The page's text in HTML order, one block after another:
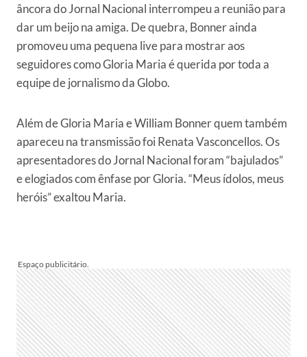
âncora do Jornal Nacional interrompeu a reunião para
dar um beijo na amiga. De quebra, Bonner ainda
promoveu uma pequena live para mostrar aos
seguidores como Gloria Maria é querida por toda a
equipe de jornalismo da Globo.
Além de Gloria Maria e William Bonner quem também
apareceu na transmissão foi Renata Vasconcellos. Os
apresentadores do Jornal Nacional foram “bajulados”
e elogiados com ênfase por Gloria. “Meus ídolos, meus
heróis” exaltou Maria.